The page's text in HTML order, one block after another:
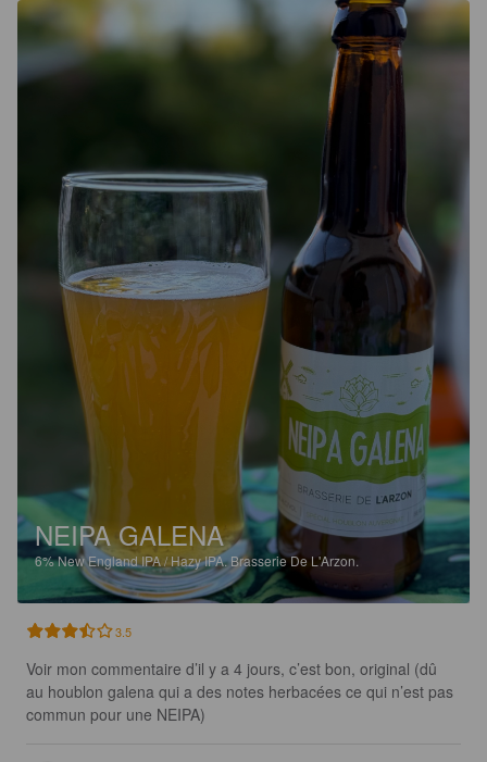
NEIPA GALENA
6%New England IPA / Hazy IPA.Brasserie De L'Arzon.
3.5
Voir mon commentaire d’il y a 4 jours, c’est bon, original (dû
au houblon galena qui a des notes herbacées ce qui n’est pas
commun pour une NEIPA)